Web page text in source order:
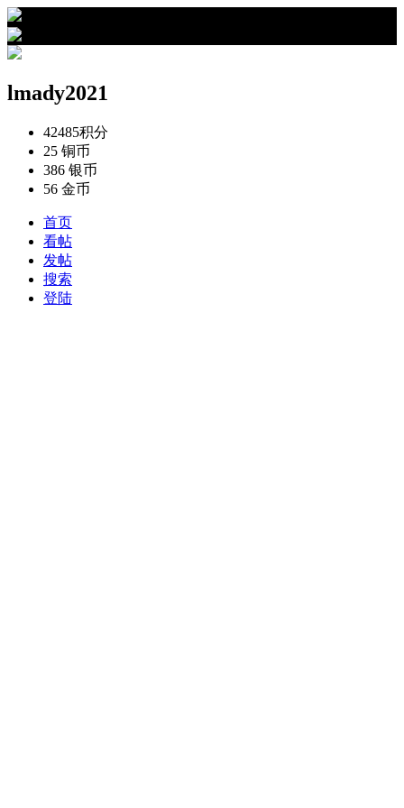
lmady2021
42485积分
25 铜币
386 银币
56 金币
首页
看帖
发帖
搜索
登陆